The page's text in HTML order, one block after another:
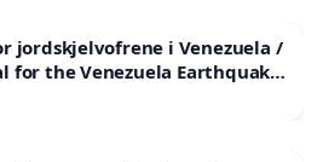
jordskjelvofrene i Venezuela /
for the Venezuela Earthquake